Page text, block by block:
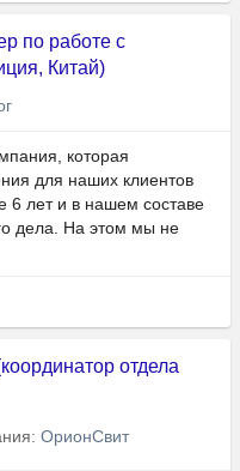
по работе с
Китай)
которая
для наших клиентов
6 лет и в нашем составе
дела. На этом мы не
отдела
ОрионСвит